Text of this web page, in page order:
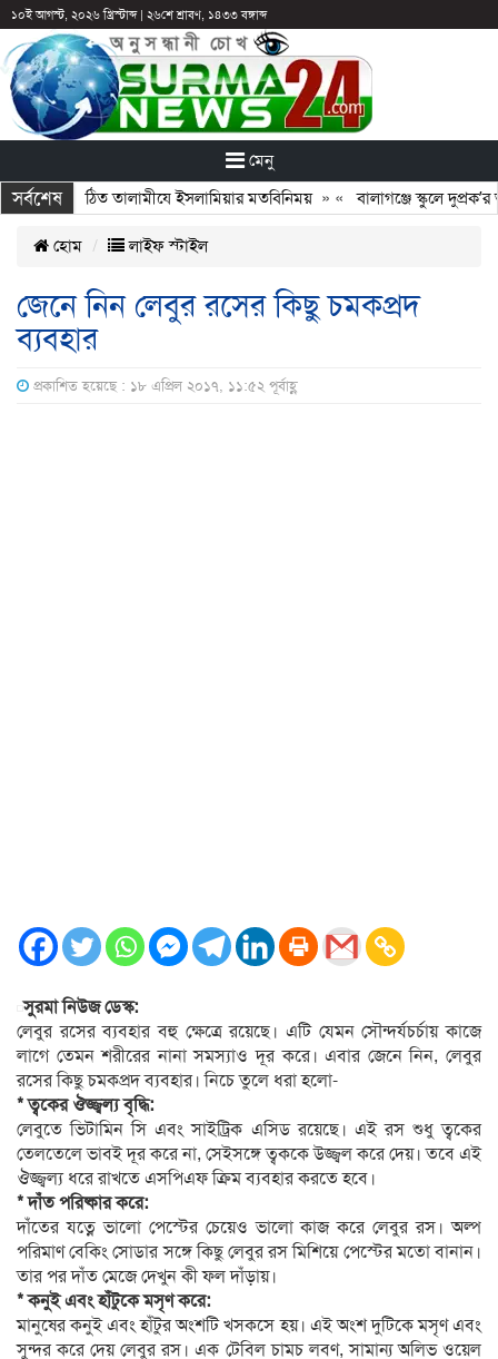
১০ই আগস্ট, ২০২৬ খ্রিস্টাব্দ| ২৬শে শ্রাবণ, ১৪৩৩ বঙ্গাব্দ
মেনু
সর্বশেষ
সঙ্গে নবগঠিত তালামীযে ইসলামিয়ার মতবিনিময়» «বালাগঞ্জে স্কুলে দুপ্রক’র
হোম লাইফ স্টাইল
জেনে নিন লেবুর রসের কিছু চমকপ্রদ
ব্যবহার
প্রকাশিত হয়েছে : ১৮ এপ্রিল ২০১৭, ১১:৫২ পূর্বাহ্ণ
সুরমা নিউজ ডেস্ক:
লেবুর রসের ব্যবহার বহু ক্ষেত্রে রয়েছে। এটি যেমন সৌন্দর্যচর্চায় কাজে
লাগে তেমন শরীরের নানা সমস্যাও দূর করে। এবার জেনে নিন, লেবুর
রসের কিছু চমকপ্রদ ব্যবহার। নিচে তুলে ধরা হলো-
* ত্বকের ঔজ্জ্বল্য বৃদ্ধি:
লেবুতে ভিটামিন সি এবং সাইট্রিক এসিড রয়েছে। এই রস শুধু ত্বকের
তেলতেলে ভাবই দূর করে না, সেইসঙ্গে ত্বককে উজ্জ্বল করে দেয়। তবে এই
ঔজ্জ্বল্য ধরে রাখতে এসপিএফ ক্রিম ব্যবহার করতে হবে।
* দাঁত পরিষ্কার করে:
দাঁতের যত্নে ভালো পেস্টের চেয়েও ভালো কাজ করে লেবুর রস। অল্প
পরিমাণ বেকিং সোডার সঙ্গে কিছু লেবুর রস মিশিয়ে পেস্টের মতো বানান।
তার পর দাঁত মেজে দেখুন কী ফল দাঁড়ায়।
* কনুই এবং হাঁটুকে মসৃণ করে:
মানুষের কনুই এবং হাঁটুর অংশটি খসকসে হয়। এই অংশ দুটিকে মসৃণ এবং
সুন্দর করে দেয় লেবুর রস। এক টেবিল চামচ লবণ, সামান্য অলিভ ওয়েল